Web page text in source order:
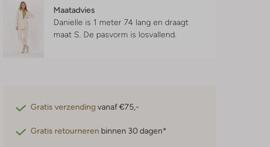
Maatadvies
Danielle is 1 meter 74 lang en draagt
maat S. De pasvorm is losvallend
Gratis verzendingvanaf €75,-
Gratis retourneren binnen 30 dagen*